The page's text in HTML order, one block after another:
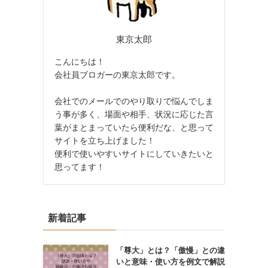
東京太郎
こんにちは！
会社員ブロガーの東京太郎です。
会社でのメールでのやり取りで悩んでしま
う事が多く、場面や相手、状況に応じた言
葉がまとまっていたら便利だな、と思って
サイトを立ち上げました！
便利で使いやすいサイトにしていきたいと
思ってます！
新着記事
「尊大」とは？「傲慢」との違
いと意味・使い方を例文で解説